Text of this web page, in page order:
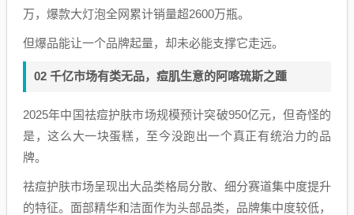
万，爆款大灯泡全网累计销量超2600万瓶。
但爆品能让一个品牌起量，却未必能支撑它走远。
02 千亿市场有类无品，痘肌生意的阿喀琉斯之踵
2025年中国祛痘护肤市场规模预计突破950亿元，但奇怪的
是，这么大一块蛋糕，至今没跑出一个真正有统治力的品
牌。
祛痘护肤市场呈现出大品类格局分散、细分赛道集中度提升
的特征。面部精华和洁面作为头部品类，品牌集中度较低，